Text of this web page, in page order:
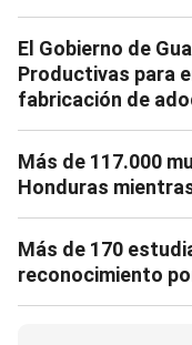
El Gobierno de
Productivas para
fabricación de
Más de 117.000
Honduras
Más de 170
reconocimiento